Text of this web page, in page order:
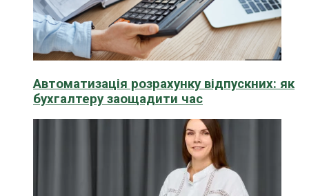
Автоматизація розрахунку відпускних: як
бухгалтеру заощадити час